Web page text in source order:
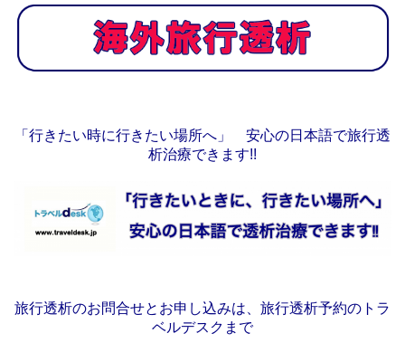
「行きたい時に行きたい場所へ」 安心の日本語で旅行透
析治療できます!!
旅行透析のお問合せとお申し込みは、旅行透析予約のトラ
ベルデスクまで